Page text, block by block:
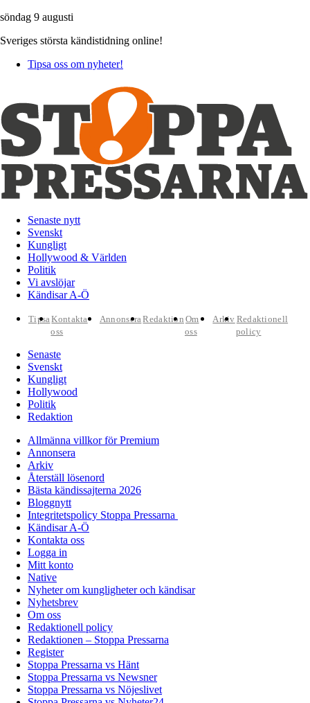
söndag 9 augusti
Sveriges största kändistidning online!
Tipsa oss om nyheter!
Senaste nytt
Svenskt
Kungligt
Hollywood & Världen
Politik
Vi avslöjar
Kändisar A-Ö
TipsaKontakta
oss
AnnonseraRedaktion Om
oss
Arkiv Redaktionell
policy
Senaste
Svenskt
Kungligt
Hollywood
Politik
Redaktion
Allmänna villkor för Premium
Annonsera
Arkiv
Återställ lösenord
Bästa kändissajterna 2026
Bloggnytt
Integritetspolicy Stoppa Pressarna
Kändisar A-Ö
Kontakta oss
Logga in
Mitt konto
Native
Nyheter om kungligheter och kändisar
Nyhetsbrev
Om oss
Redaktionell policy
Redaktionen – Stoppa Pressarna
Register
Stoppa Pressarna vs Hänt
Stoppa Pressarna vs Newsner
Stoppa Pressarna vs Nöjeslivet